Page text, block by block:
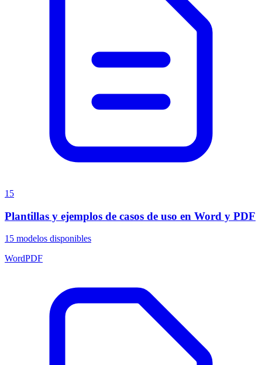
15
Plantillas y ejemplos de casos de uso en Word y PDF
15 modelos disponibles
WordPDF